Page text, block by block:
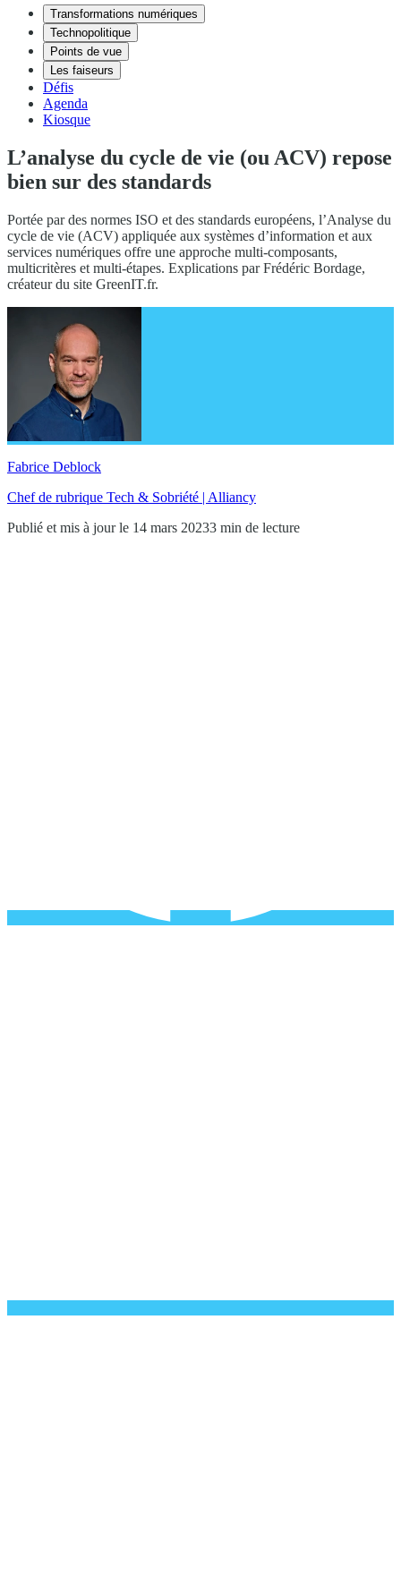
Transformations numériques
Technopolitique
Points de vue
Les faiseurs
Défis
Agenda
Kiosque
L’analyse du cycle de vie (ou ACV) repose
bien sur des standards
Portée par des normes ISO et des standards européens, l’Analyse du
cycle de vie (ACV) appliquée aux systèmes d’information et aux
services numériques offre une approche multi-composants,
multicritères et multi-étapes. Explications par Frédéric Bordage,
créateur du site GreenIT.fr.
Fabrice Deblock
Chef de rubrique Tech & Sobriété | Alliancy
Publié et mis à jour le 14 mars 20233 min de lecture